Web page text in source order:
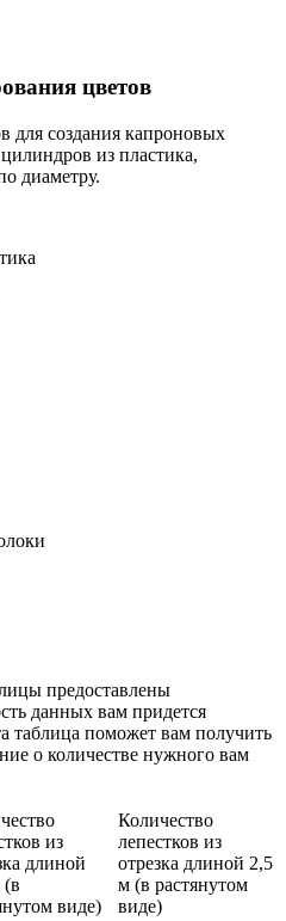
цветов
для создания капроновых
из пластика,
диаметру.
предоставлены
данных вам придется
таблица поможет вам получить
о количестве нужного вам
из
длиной
(в
виде)
Количество
лепестков из
отрезка длиной 2,5
м (в растянутом
виде)